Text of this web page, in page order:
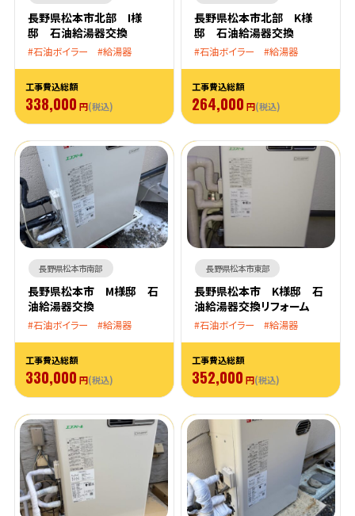
長野県松本市北部 I様
邸 石油給湯器交換
石油ボイラー 給湯器
工事費込総額
338,000 円(税込)
長野県松本市北部 K様
邸 石油給湯器交換
石油ボイラー 給湯器
工事費込総額
264,000 円(税込)
長野県松本市南部
長野県松本市 M様邸 石
油給湯器交換
石油ボイラー 給湯器
工事費込総額
330,000 円(税込)
長野県松本市東部
長野県松本市 K様邸 石
油給湯器交換リフォーム
石油ボイラー 給湯器
工事費込総額
352,000 円(税込)